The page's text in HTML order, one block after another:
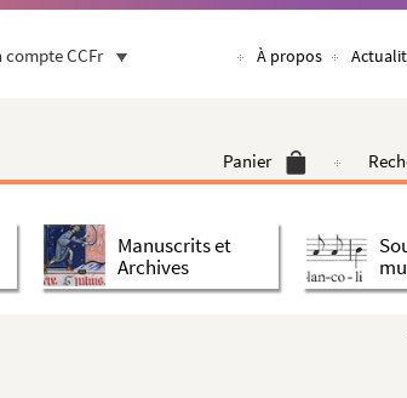
compte CCFr À propos
Panier
Manuscrits et
Archives